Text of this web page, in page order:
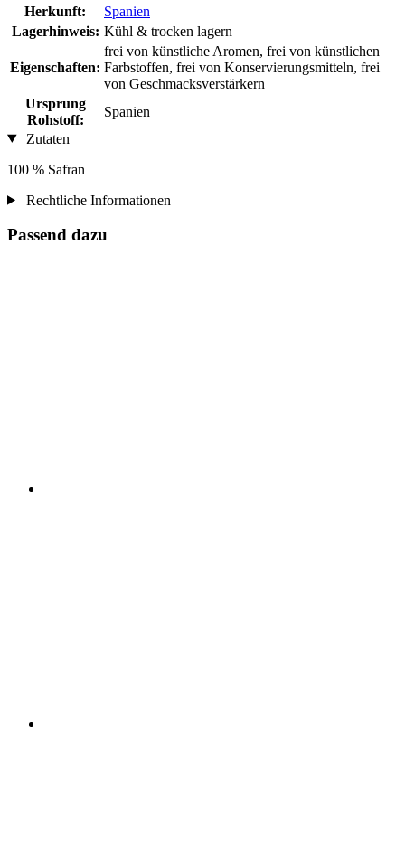
Herkunft:
Spanien
Lagerhinweis: Kühl & trocken lagern
Eigenschaften:
frei von künstliche Aromen, frei von künstlichen
Farbstoffen, frei von Konservierungsmitteln, frei
von Geschmacksverstärkern
Ursprung
Rohstoff:
Spanien
Zutaten
100 % Safran
Rechtliche Informationen
Passend dazu